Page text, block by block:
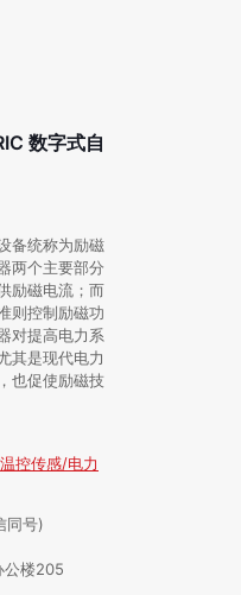
数字式自
备统称为励磁
两个主要部分
励磁电流；而
则控制励磁功
对提高电力系
其是现代电力
也促使励磁技
控传感/电力
同号)
公楼205